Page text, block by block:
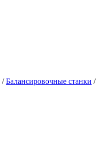
/Балансировочные станки /